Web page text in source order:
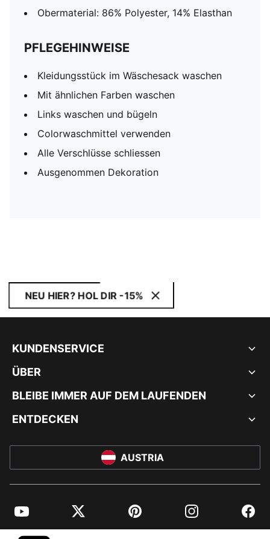
Obermaterial: 86% Polyester, 14% Elasthan
PFLEGEHINWEISE
Kleidungsstück im Wäschesack waschen
Mit ähnlichen Farben waschen
Links waschen und bügeln
Colorwaschmittel verwenden
Alle Verschlüsse schliessen
Ausgenommen Dekoration
NEU HIER? HOL DIR -15%
KUNDENSERVICE
ÜBER
BLEIBE IMMER AUF DEM LAUFENDEN
ENTDECKEN
AUSTRIA
YouTube Twitter Pinterest Instagram